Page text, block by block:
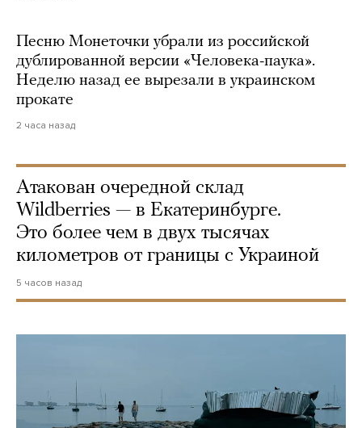
Песню Монеточки убрали из российской
дублированной версии «Человека-паука».
Неделю назад ее вырезали в украинском
прокате
2 часа назад
Атакован очередной склад
Wildberries — в Екатеринбурге.
Это более чем в двух тысячах
километров от границы с Украиной
5 часов назад